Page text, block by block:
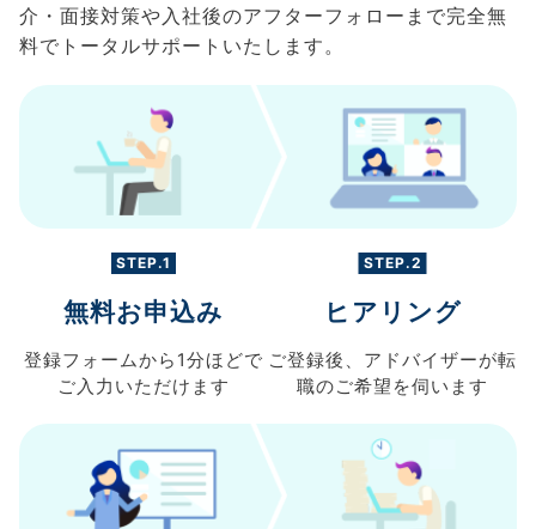
介・面接対策や入社後のアフターフォローまで完全無
料でトータルサポートいたします。
STEP.1
無料お申込み
登録フォームから 1分ほどで
ご入力 いただけます
STEP.2
ヒアリング
ご登録後、 アドバイザーが転
職のご希望を伺います